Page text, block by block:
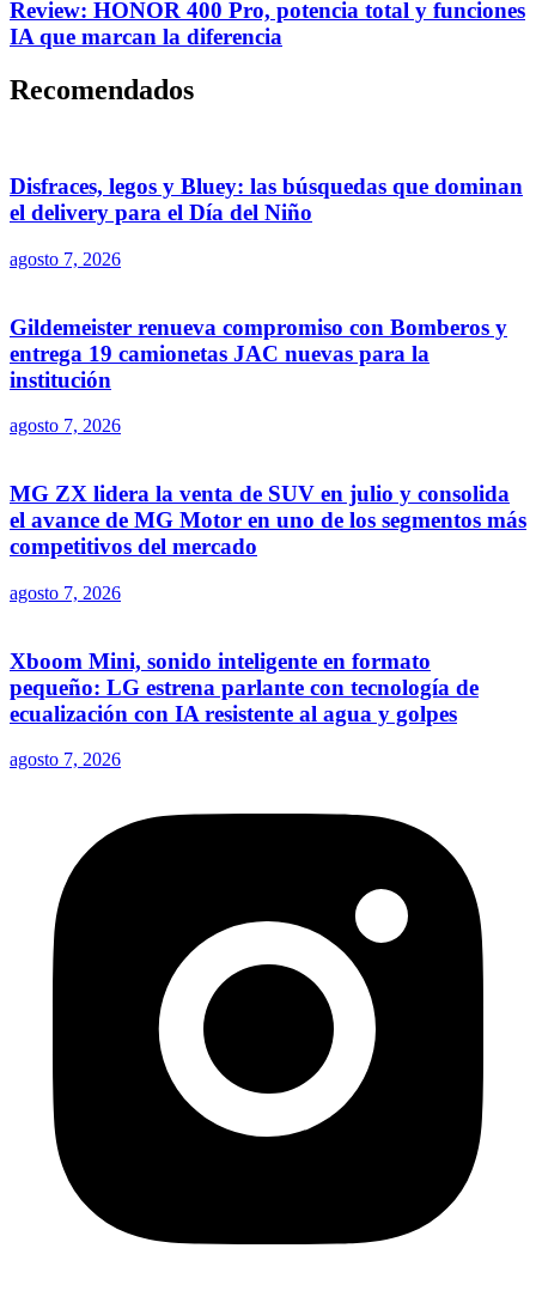
Review: HONOR 400 Pro, potencia total y funciones
IA que marcan la diferencia
Recomendados
Disfraces, legos y Bluey: las búsquedas que dominan
el delivery para el Día del Niño
agosto 7, 2026
Gildemeister renueva compromiso con Bomberos y
entrega 19 camionetas JAC nuevas para la
institución
agosto 7, 2026
MG ZX lidera la venta de SUV en julio y consolida
el avance de MG Motor en uno de los segmentos más
competitivos del mercado
agosto 7, 2026
Xboom Mini, sonido inteligente en formato
pequeño: LG estrena parlante con tecnología de
ecualización con IA resistente al agua y golpes
agosto 7, 2026